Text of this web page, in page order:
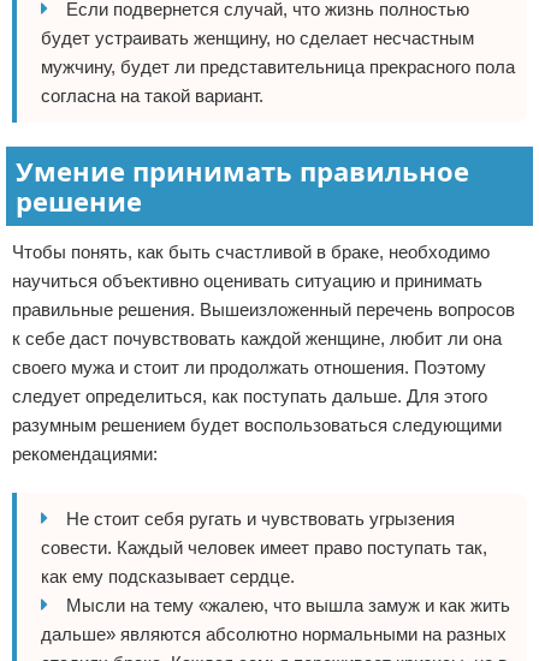
Если подвернется случай, что жизнь полностью
будет устраивать женщину, но сделает несчастным
мужчину, будет ли представительница прекрасного пола
согласна на такой вариант.
Умение принимать правильное
решение
Чтобы понять, как быть счастливой в браке, необходимо
научиться объективно оценивать ситуацию и принимать
правильные решения. Вышеизложенный перечень вопросов
к себе даст почувствовать каждой женщине, любит ли она
своего мужа и стоит ли продолжать отношения. Поэтому
следует определиться, как поступать дальше. Для этого
разумным решением будет воспользоваться следующими
рекомендациями:
Не стоит себя ругать и чувствовать угрызения
совести. Каждый человек имеет право поступать так,
как ему подсказывает сердце.
Мысли на тему «жалею, что вышла замуж и как жить
дальше» являются абсолютно нормальными на разных